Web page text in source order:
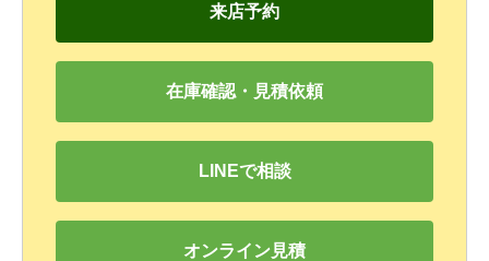
来店予約
在庫確認・見積依頼
LINEで相談
オンライン見積